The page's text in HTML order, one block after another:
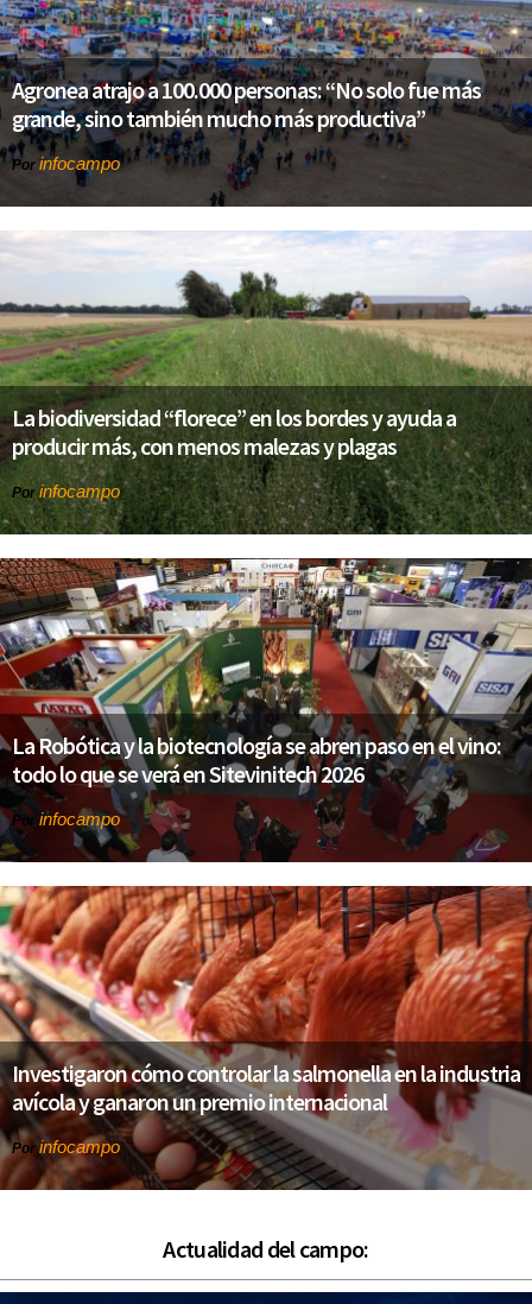
Agronea atrajo a 100.000 personas: “No solo fue más
grande, sino también mucho más productiva”
Por infocampo
La biodiversidad “florece” en los bordes y ayuda a
producir más, con menos malezas y plagas
Porinfocampo
La Robótica y la biotecnología se abren paso en el vino:
todo lo que se verá en Sitevinitech 2026
Por infocampo
Investigaron cómo controlar la salmonella en la industria
avícola y ganaron un premio internacional
Por infocampo
Actualidad del campo: